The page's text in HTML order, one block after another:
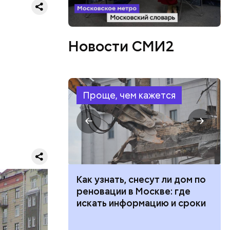
это
Новости СМИ2
Проще, чем кажется
тысяч
при
кто может
нужны
Как узнать, снесут ли дом по
реновации в Москве: где
искать информацию и сроки